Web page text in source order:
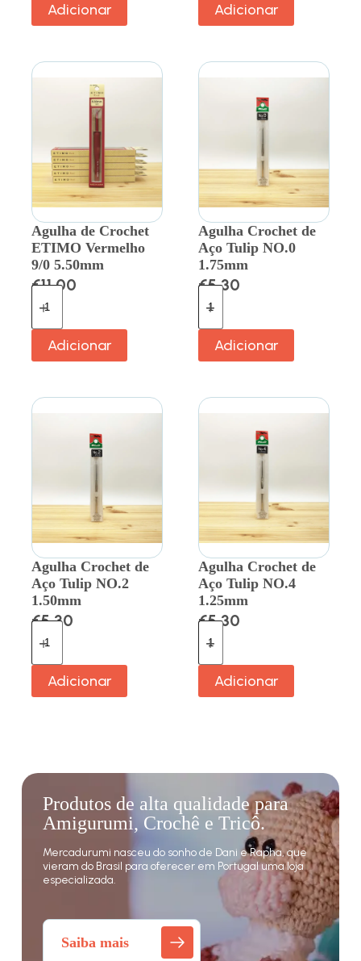
Adicionar Adicionar
Agulha de Crochet
ETIMO Vermelho
9/0 5.50mm
€11.00
Adicionar
Agulha Crochet de
Aço Tulip NO.0
1.75mm
€5.30
Adicionar
Agulha Crochet de
Aço Tulip NO.2
1.50mm
€5.30
Adicionar
Agulha Crochet de
Aço Tulip NO.4
1.25mm
€5.30
Adicionar
Produtos de alta qualidade para
Amigurumi, Crochê e Tricô.
Mercadurumi nasceu do sonho de Dani e Rapha, que
vieram do Brasil para oferecer em Portugal uma loja
especializada.
Saiba mais